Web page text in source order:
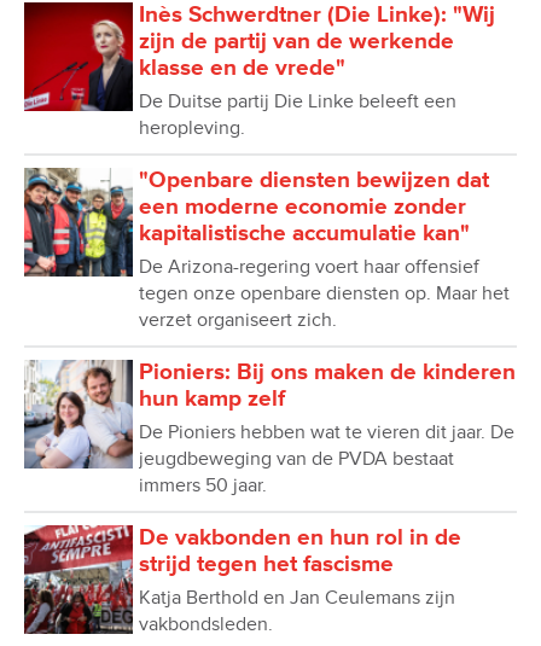
Inès Schwerdtner (Die Linke): "Wij
zijn de partij van de werkende
klasse en de vrede"
De Duitse partij Die Linke beleeft een
heropleving.
"Openbare diensten bewijzen dat
een moderne economie zonder
kapitalistische accumulatie kan"
De Arizona-regering voert haar offensief
tegen onze openbare diensten op. Maar het
verzet organiseert zich.
Pioniers: Bij ons maken de kinderen
hun kamp zelf
De Pioniers hebben wat te vieren dit jaar. De
jeugdbeweging van de PVDA bestaat
immers 50 jaar.
De vakbonden en hun rol in de
strijd tegen het fascisme
Katja Berthold en Jan Ceulemans zijn
vakbondsleden.